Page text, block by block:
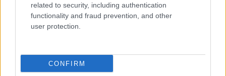
related to security, including authentication
functionality and fraud prevention, and other
user protection.
CONFIRM
Fix számokkal lottózol? Most megtudhatod, nyertél